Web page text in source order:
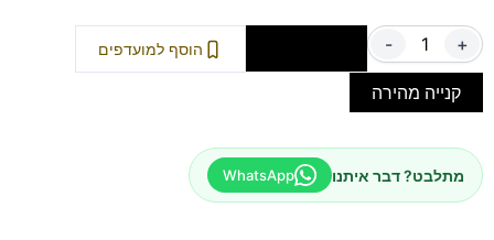
- + הוסף למועדפים
קנייה מהירה
מתלבט? דבר איתנו WhatsApp